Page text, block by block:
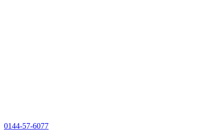
0144-57-6077